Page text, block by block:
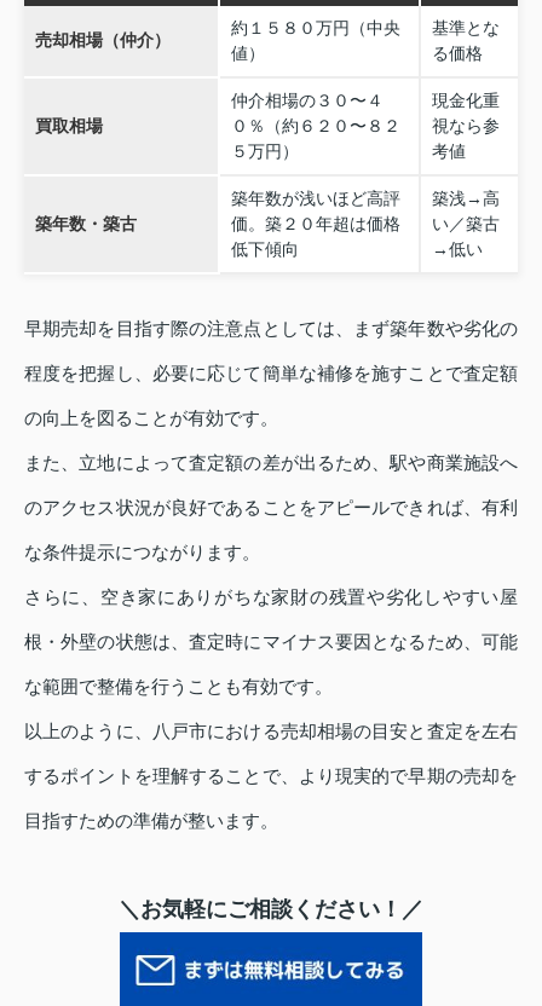
売却相場（仲介）
約１５８０万円（中央
値）
基準とな
る価格
買取相場
仲介相場の３０〜４
０％（約６２０〜８２
５万円）
現金化重
視なら参
考値
築年数・築古
築年数が浅いほど高評
価。築２０年超は価格
低下傾向
築浅→高
い／築古
→低い
早期売却を目指す際の注意点としては、まず築年数や劣化の
程度を把握し、必要に応じて簡単な補修を施すことで査定額
の向上を図ることが有効です。
また、立地によって査定額の差が出るため、駅や商業施設へ
のアクセス状況が良好であることをアピールできれば、有利
な条件提示につながります。
さらに、空き家にありがちな家財の残置や劣化しやすい屋
根・外壁の状態は、査定時にマイナス要因となるため、可能
な範囲で整備を行うことも有効です。
以上のように、八戸市における売却相場の目安と査定を左右
するポイントを理解することで、より現実的で早期の売却を
目指すための準備が整います。
＼お気軽にご相談ください！／